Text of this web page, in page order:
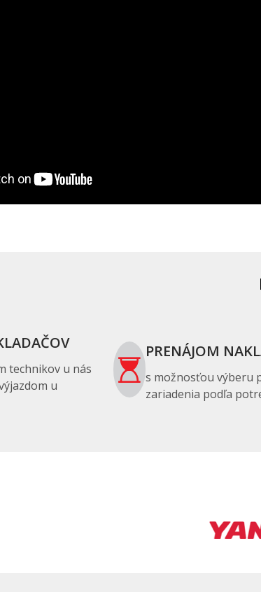
technikov u nás
u
PRENÁJOM
s možnosťou výberu
zariadenia podľa